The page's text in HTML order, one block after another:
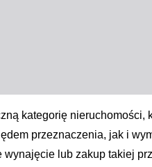
kategorię nieruchomości,
przeznaczenia, jak i
lub zakup takiej